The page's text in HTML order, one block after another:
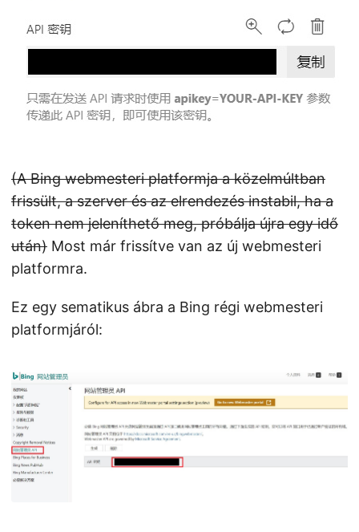
(A Bing webmesteri platformja a közelmúltban
frissült, a szerver és az elrendezés instabil, ha a
token nem jeleníthető meg, próbálja újra egy idő
után) Most már frissítve van az új webmesteri
platformra.
Ez egy sematikus ábra a Bing régi webmesteri
platformjáról: